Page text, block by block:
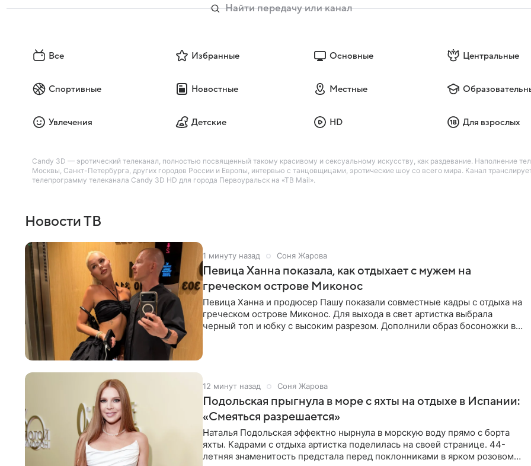
Все Избранные Основные Центральные
Спортивные Новостные Местные
Увлечения Детские HD Для взрослых
Candy 3D — эротический телеканал, полностью посвященный такому красивому и сексуальному искусству, как раздевание. Наполнение
Москвы, Санкт-Петербурга, других городов России и Европы, интервью с танцовщицами, эротические шоу со всего мира. Канал
телепрограмму телеканала Candy 3D HD для города Первоуральск на «ТВ Mail».
Новости ТВ
1 минуту назад Соня Жарова
Певица Ханна показала, как отдыхает с мужем на
греческом острове Миконос
Певица Ханна и продюсер Пашу показали совместные кадры с отдыха на
греческом острове Миконос. Для выхода в свет артистка выбрала
черный топ и юбку с высоким разрезом. Дополнили образ босоножки в
12 минут назад Соня Жарова
Подольская прыгнула в море с яхты на отдыхе в Испании:
«Смеяться разрешается»
Наталья Подольская эффектно нырнула в морскую воду прямо с борта
яхты. Кадрами с отдыха артистка поделилась на своей странице. 44-
летняя знаменитость предстала перед поклонниками в ярком розовом